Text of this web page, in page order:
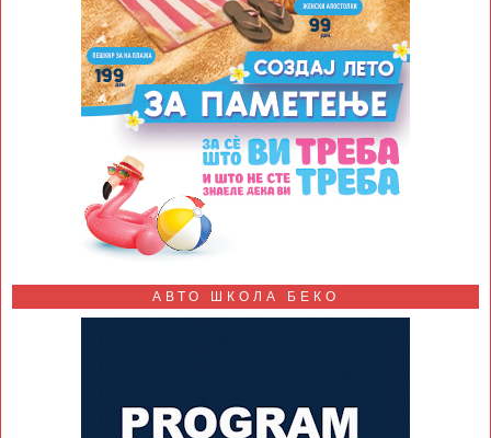
АВТО ШКОЛА БЕКО